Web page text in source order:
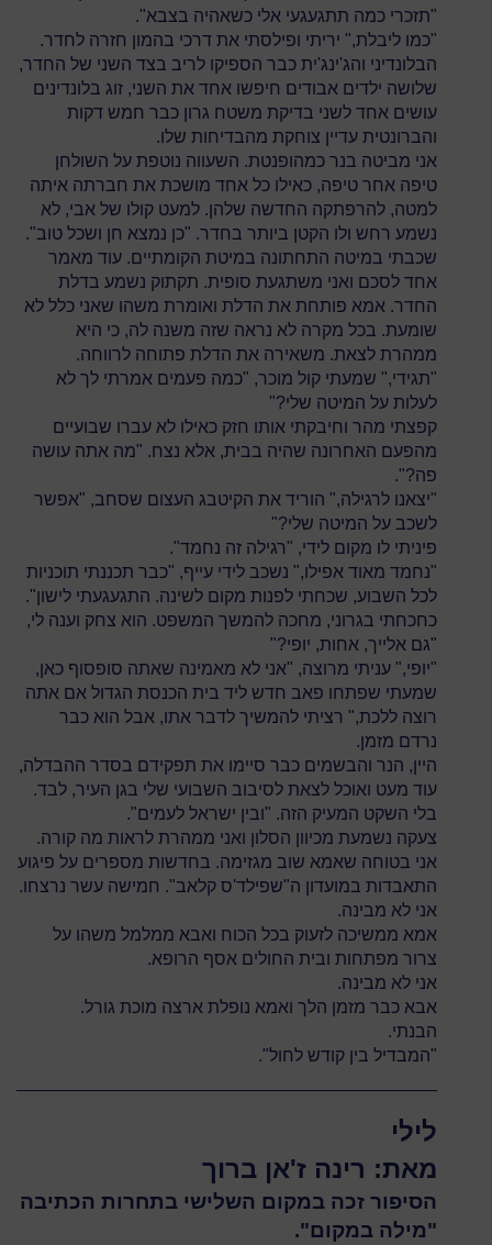
"תזכרי כמה תתגעגעי אלי כשאהיה בצבא".
"כמו ליבלת," יריתי ופילסתי את דרכי בהמון חזרה לחדר.
הבלונדיני והג'ינג'ית כבר הספיקו לריב בצד השני של החדר,
שלושה ילדים אבודים חיפשו אחד את השני, זוג בלונדינים
עושים אחד לשני בדיקת משטח גרון כבר חמש דקות
והברונטית עדיין צוחקת מהבדיחות שלו.
אני מביטה בנר כמהופנטת. השעווה נוטפת על השולחן
טיפה אחר טיפה, כאילו כל אחד מושכת את חברתה איתה
למטה, להרפתקה החדשה שלהן. למעט קולו של אבי, לא
נשמע רחש ולו הקטן ביותר בחדר. "כן נמצא חן ושכל טוב".
שכבתי במיטה התחתונה במיטת הקומתיים. עוד מאמר
אחד לסכם ואני משתגעת סופית. תקתוק נשמע בדלת
החדר. אמא פותחת את הדלת ואומרת משהו שאני כלל לא
שומעת. בכל מקרה לא נראה שזה משנה לה, כי היא
ממהרת לצאת. משאירה את הדלת פתוחה לרווחה.
"תגידי," שמעתי קול מוכר, "כמה פעמים אמרתי לך לא
לעלות על המיטה שלי?"
קפצתי מהר וחיבקתי אותו חזק כאילו לא עברו שבועיים
מהפעם האחרונה שהיה בבית, אלא נצח. "מה אתה עושה
פה?".
"יצאנו לרגילה," הוריד את הקיטבג העצום שסחב, "אפשר
לשכב על המיטה שלי?"
פיניתי לו מקום לידי, "רגילה זה נחמד".
"נחמד מאוד אפילו," נשכב לידי עייף, "כבר תכננתי תוכניות
לכל השבוע, שכחתי לפנות מקום לשינה. התגעגעתי לישון".
כחכחתי בגרוני, מחכה להמשך המשפט. הוא צחק וענה לי,
"גם אלייך, אחות, יופי?"
"יופי," עניתי מרוצה, "אני לא מאמינה שאתה סופסוף כאן,
שמעתי שפתחו פאב חדש ליד בית הכנסת הגדול אם אתה
רוצה ללכת," רציתי להמשיך לדבר אתו, אבל הוא כבר
נרדם מזמן.
היין, הנר והבשמים כבר סיימו את תפקידם בסדר ההבדלה,
עוד מעט ואוכל לצאת לסיבוב השבועי שלי בגן העיר, לבד.
בלי השקט המעיק הזה. "ובין ישראל לעמים".
צעקה נשמעת מכיוון הסלון ואני ממהרת לראות מה קורה.
אני בטוחה שאמא שוב מגזימה. בחדשות מספרים על פיגוע
התאבדות במועדון ה"שפילד'ס קלאב". חמישה עשר נרצחו.
אני לא מבינה.
אמא ממשיכה לזעוק בכל הכוח ואבא ממלמל משהו על
צרור מפתחות ובית החולים אסף הרופא.
אני לא מבינה.
אבא כבר מזמן הלך ואמא נופלת ארצה מוכת גורל.
הבנתי.
"המבדיל בין קודש לחול".
לילי
מאת: רינה ז'אן ברוך
הסיפור זכה במקום השלישי בתחרות הכתיבה
"מילה במקום".